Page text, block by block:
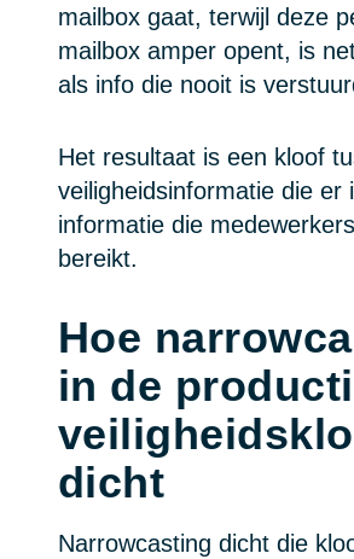
mailbox gaat, terwijl deze
mailbox amper opent, is
als info die nooit is
Het resultaat is een kloof
veiligheidsinformatie die er
informatie die
bereikt.
Hoe
in de
dicht
Narrowcasting dicht die